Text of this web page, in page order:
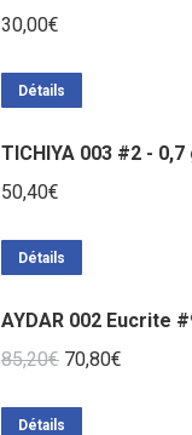
30,00€
Détails
TICHIYA 003 #2 - 0,7
50,40€
Détails
AYDAR 002 Eucrite
85,20€ Le
initial
70,80€
Détails